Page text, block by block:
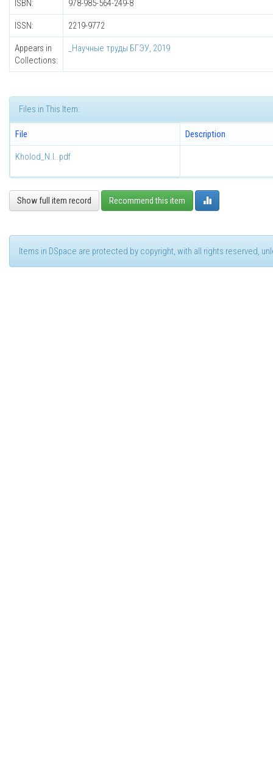
ISBN: 978-985-564-249-8
ISSN: 2219-9772
Appears in
Collections:
_Научные труды БГЭУ, 2019
Files in This Item:
File Description
Kholod_N.I..pdf
Show full item record Recommend this item
Items in DSpace are protected by copyright, with all rights reserved,